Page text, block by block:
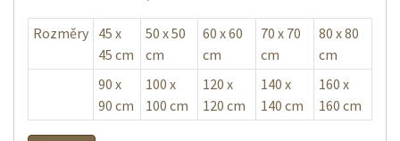
Rozměry
45 x
45 cm
50 x 50
cm
60 x 60
cm
70 x 70
cm
80 x 80
cm
90 x
90 cm
100 x
100 cm
120 x
120 cm
140 x
140 cm
160 x
160 cm